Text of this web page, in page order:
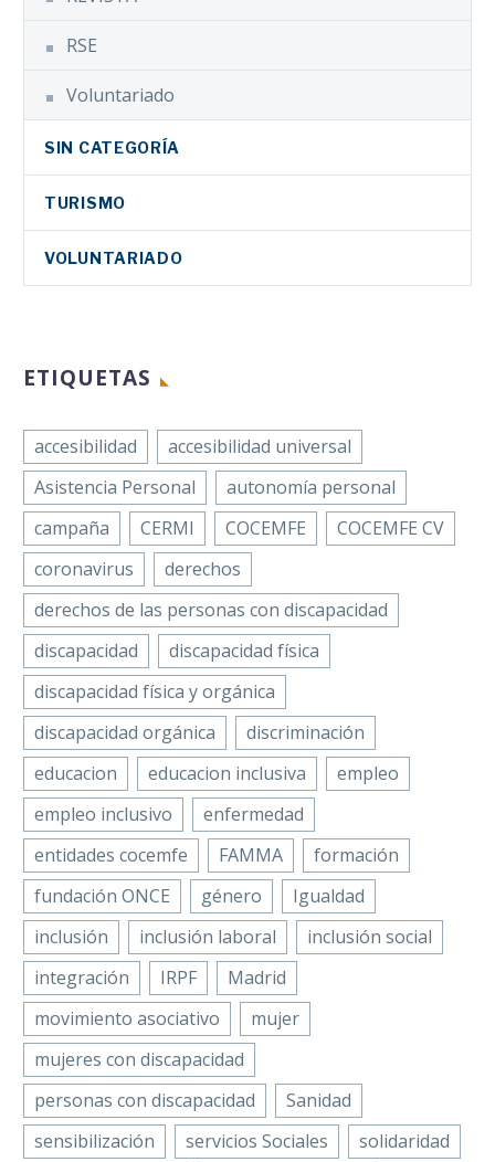
RSE
Voluntariado
SIN CATEGORÍA
TURISMO
VOLUNTARIADO
ETIQUETAS
accesibilidad
accesibilidad universal
Asistencia Personal
autonomía personal
campaña
CERMI COCEMFE
COCEMFE CV
coronavirus
derechos
derechos de las personas con discapacidad
discapacidad
discapacidad física
discapacidad física y orgánica
discapacidad orgánica
discriminación
educacion
educacion inclusiva
empleo
empleo inclusivo
enfermedad
entidades cocemfe
FAMMA
formación
fundación ONCE
género
Igualdad
inclusión
inclusión laboral
inclusión social
integración
IRPF
Madrid
movimiento asociativo
mujer
mujeres con discapacidad
personas con discapacidad
Sanidad
sensibilización
servicios Sociales
solidaridad